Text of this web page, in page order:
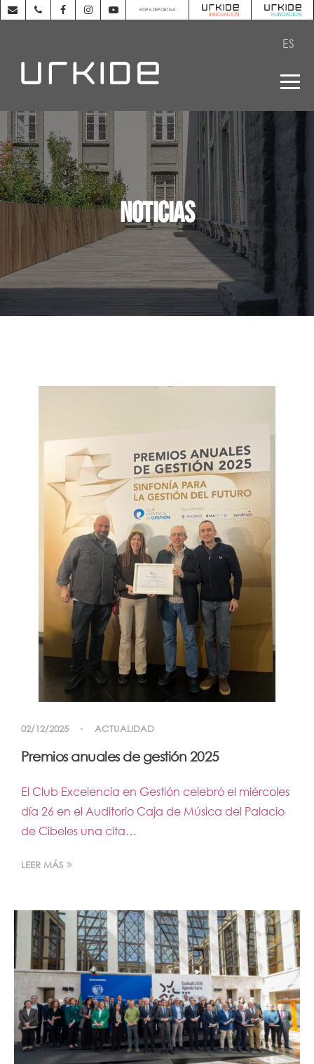
ROPA DEPORTIVA
ES
NOTICIAS
02/12/2025 ACTUALIDAD
Premios anuales de gestión 2025
El Club Excelencia en Gestión celebró el miércoles
día 26 en el Auditorio Caja de Música del Palacio
de Cibeles una cita…
LEER MÁS